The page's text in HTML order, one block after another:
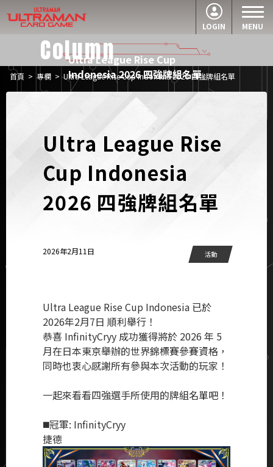
MENU
LOGIN
Column
Ultra League Rise Cup
Indonesia 2026 四強牌組名單
首頁 > 專欄 >Ultra League Rise Cup Indonesia 2026 四強牌組名單
Ultra League Rise
Cup Indonesia
2026 四強牌組名單
2026年2月11日 活動
Ultra League Rise Cup Indonesia 已於
2026年2月7日 順利舉行！
恭喜 InfinityCryy 成功獲得將於 2026 年 5
月在日本東京舉辦的世界錦標賽參賽資格，
同時也衷心感謝所有參與本次活動的玩家！
一起來看看四強選手所使用的牌組名單吧！
◼️冠軍: InfinityCryy
捷德